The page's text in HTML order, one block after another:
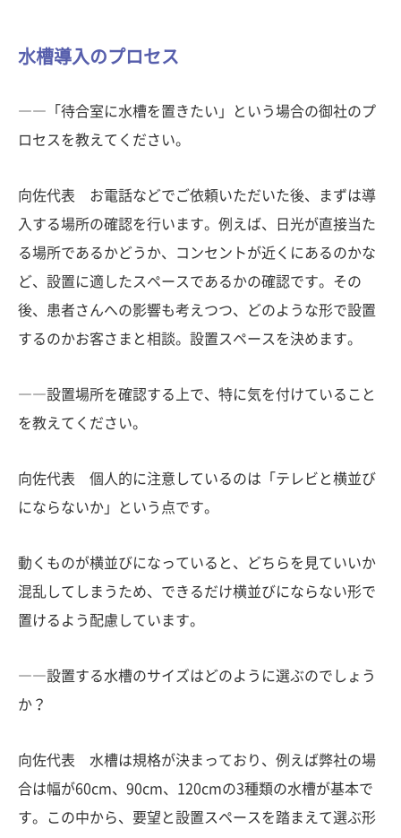
水槽導入のプロセス
――「待合室に水槽を置きたい」という場合の御社のプ
ロセスを教えてください。
向佐代表 お電話などでご依頼いただいた後、まずは導
入する場所の確認を行います。例えば、日光が直接当た
る場所であるかどうか、コンセントが近くにあるのかな
ど、設置に適したスペースであるかの確認です。その
後、患者さんへの影響も考えつつ、どのような形で設置
するのかお客さまと相談。設置スペースを決めます。
――設置場所を確認する上で、特に気を付けていること
を教えてください。
向佐代表 個人的に注意しているのは「テレビと横並び
にならないか」という点です。
動くものが横並びになっていると、どちらを見ていいか
混乱してしまうため、できるだけ横並びにならない形で
置けるよう配慮しています。
――設置する水槽のサイズはどのように選ぶのでしょう
か？
向佐代表 水槽は規格が決まっており、例えば弊社の場
合は幅が60cm、90cm、120cmの3種類の水槽が基本で
す。この中から、要望と設置スペースを踏まえて選ぶ形